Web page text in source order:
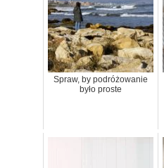
Spraw, by podróżowanie
było proste